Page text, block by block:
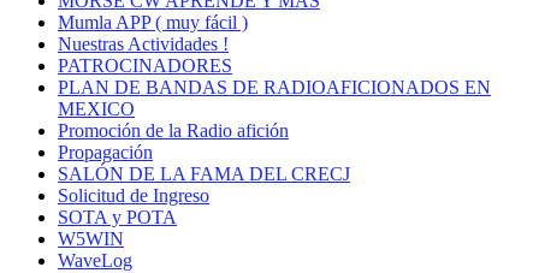
Mumla APP ( muy fácil )
Nuestras Actividades !
PATROCINADORES
PLAN DE BANDAS DE RADIOAFICIONADOS EN
MEXICO
Promoción de la Radio afición
Propagación
SALÓN DE LA FAMA DEL CRECJ
Solicitud de Ingreso
SOTA y POTA
W5WIN
WaveLog